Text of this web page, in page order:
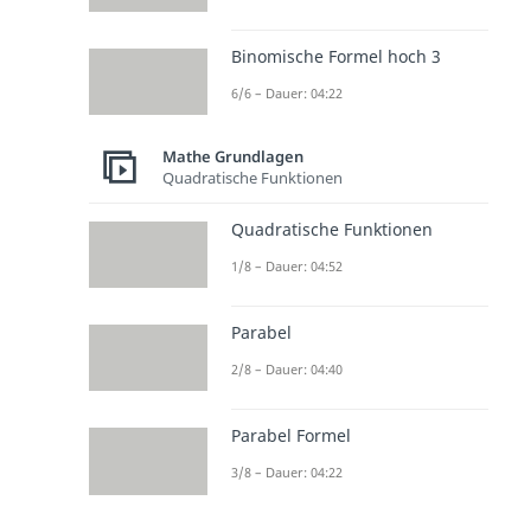
Binomische Formel hoch 3
6/6 – Dauer: 04:22
Mathe Grundlagen
Quadratische Funktionen
Quadratische Funktionen
1/8 – Dauer: 04:52
Parabel
2/8 – Dauer: 04:40
Parabel Formel
3/8 – Dauer: 04:22